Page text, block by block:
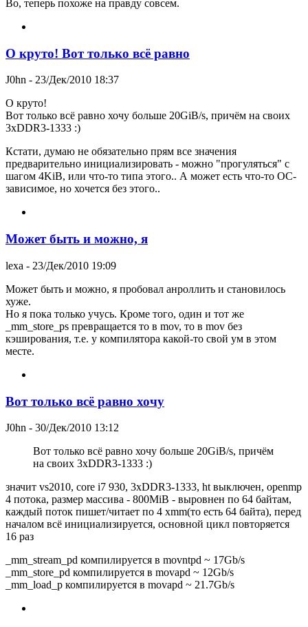
Во, теперь похоже на правду совсем.
О круто! Вот только всё равно
J0hn - 23/Дек/2010 18:37
О круто!
Вот только всё равно хочу больше 20GiB/s, причём на своих
3xDDR3-1333 :)
Кстати, думаю не обязательно прям все значения
предварительно инициализировать - можно "прогуляться" с
шагом 4KiB, или что-то типа этого.. А может есть что-то ОС-
зависимое, но хочется без этого..
Может быть и можно, я
lexa - 23/Дек/2010 19:09
Может быть и можно, я пробовал анроллить и становилось
хуже.
Но я пока только учусь. Кроме того, один и тот же
_mm_store_ps превращается то в mov, то в mov без
кэширования, т.е. у компилятора какой-то свой ум в этом
месте.
Вот только всё равно хочу
J0hn - 30/Дек/2010 13:12
Вот только всё равно хочу больше 20GiB/s, причём
на своих 3xDDR3-1333 :)
значит vs2010, core i7 930, 3xDDR3-1333, ht выключен, openmp
4 потока, размер массива - 800MiB - выровнен по 64 байтам,
каждый поток пишет/читает по 4 xmm(то есть 64 байта), перед
началом всё инициализируется, основной цикл повторяется
16 раз
_mm_stream_pd компилируется в movntpd ~ 17Gb/s
_mm_store_pd компилируется в movapd ~ 12Gb/s
_mm_load_p компилируется в movapd ~ 21.7Gb/s